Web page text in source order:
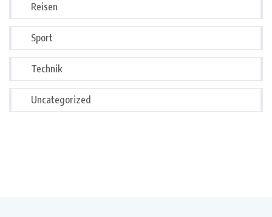
Reisen
Sport
Technik
Uncategorized